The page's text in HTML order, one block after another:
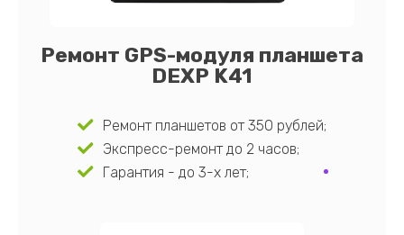
Ремонт GPS-модуля планшета
DEXP K41
Ремонт планшетов от 350 рублей;
Экспресс-ремонт до 2 часов;
Гарантия - до 3-х лет;